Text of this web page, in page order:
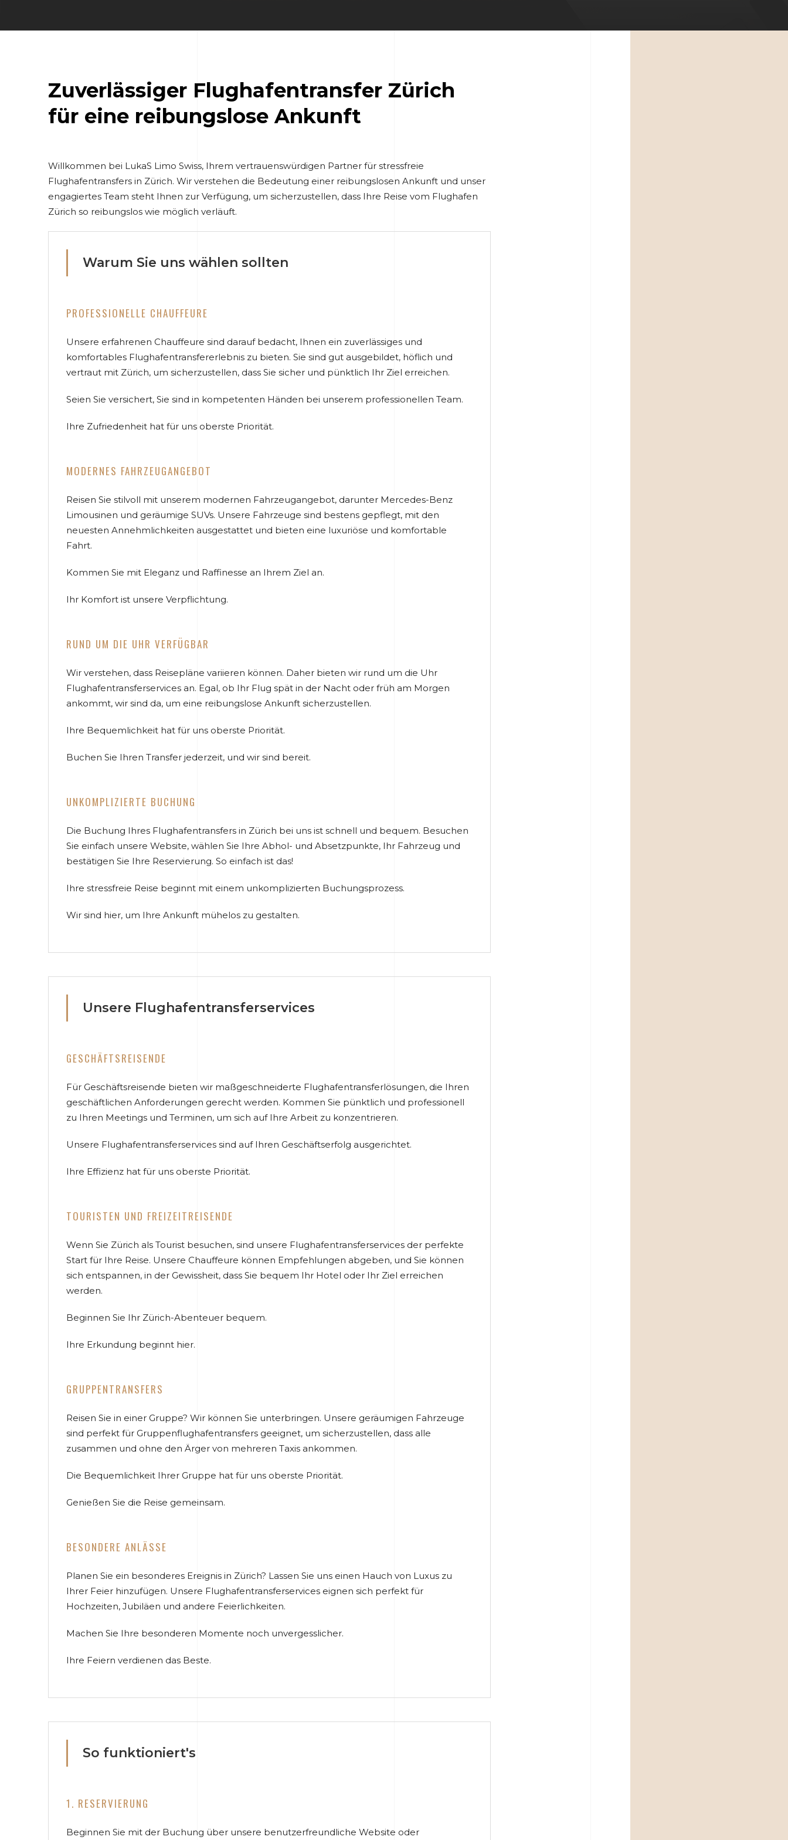
Zuverlässiger Flughafentransfer Zürich
für eine reibungslose Ankunft
Willkommen bei LukaS Limo Swiss, Ihrem vertrauenswürdigen Partner für stressfreie
Flughafentransfers in Zürich. Wir verstehen die Bedeutung einer reibungslosen Ankunft und unser
engagiertes Team steht Ihnen zur Verfügung, um sicherzustellen, dass Ihre Reise vom Flughafen
Zürich so reibungslos wie möglich verläuft.
Warum Sie uns wählen sollten
PROFESSIONELLE CHAUFFEURE
Unsere erfahrenen Chauffeure sind darauf bedacht, Ihnen ein zuverlässiges und
komfortables Flughafentransfererlebnis zu bieten. Sie sind gut ausgebildet, höflich und
vertraut mit Zürich, um sicherzustellen, dass Sie sicher und pünktlich Ihr Ziel erreichen.
Seien Sie versichert, Sie sind in kompetenten Händen bei unserem professionellen Team.
Ihre Zufriedenheit hat für uns oberste Priorität.
MODERNES FAHRZEUGANGEBOT
Reisen Sie stilvoll mit unserem modernen Fahrzeugangebot, darunter Mercedes-Benz
Limousinen und geräumige SUVs. Unsere Fahrzeuge sind bestens gepflegt, mit den
neuesten Annehmlichkeiten ausgestattet und bieten eine luxuriöse und komfortable
Fahrt.
Kommen Sie mit Eleganz und Raffinesse an Ihrem Ziel an.
Ihr Komfort ist unsere Verpflichtung.
RUND UM DIE UHR VERFÜGBAR
Wir verstehen, dass Reisepläne variieren können. Daher bieten wir rund um die Uhr
Flughafentransferservices an. Egal, ob Ihr Flug spät in der Nacht oder früh am Morgen
ankommt, wir sind da, um eine reibungslose Ankunft sicherzustellen.
Ihre Bequemlichkeit hat für uns oberste Priorität.
Buchen Sie Ihren Transfer jederzeit, und wir sind bereit.
UNKOMPLIZIERTE BUCHUNG
Die Buchung Ihres Flughafentransfers in Zürich bei uns ist schnell und bequem. Besuchen
Sie einfach unsere Website, wählen Sie Ihre Abhol- und Absetzpunkte, Ihr Fahrzeug und
bestätigen Sie Ihre Reservierung. So einfach ist das!
Ihre stressfreie Reise beginnt mit einem unkomplizierten Buchungsprozess.
Wir sind hier, um Ihre Ankunft mühelos zu gestalten.
Unsere Flughafentransferservices
GESCHÄFTSREISENDE
Für Geschäftsreisende bieten wir maßgeschneiderte Flughafentransferlösungen, die Ihren
geschäftlichen Anforderungen gerecht werden. Kommen Sie pünktlich und professionell
zu Ihren Meetings und Terminen, um sich auf Ihre Arbeit zu konzentrieren.
Unsere Flughafentransferservices sind auf Ihren Geschäftserfolg ausgerichtet.
Ihre Effizienz hat für uns oberste Priorität.
TOURISTEN UND FREIZEITREISENDE
Wenn Sie Zürich als Tourist besuchen, sind unsere Flughafentransferservices der perfekte
Start für Ihre Reise. Unsere Chauffeure können Empfehlungen abgeben, und Sie können
sich entspannen, in der Gewissheit, dass Sie bequem Ihr Hotel oder Ihr Ziel erreichen
werden.
Beginnen Sie Ihr Zürich-Abenteuer bequem.
Ihre Erkundung beginnt hier.
GRUPPENTRANSFERS
Reisen Sie in einer Gruppe? Wir können Sie unterbringen. Unsere geräumigen Fahrzeuge
sind perfekt für Gruppenflughafentransfers geeignet, um sicherzustellen, dass alle
zusammen und ohne den Ärger von mehreren Taxis ankommen.
Die Bequemlichkeit Ihrer Gruppe hat für uns oberste Priorität.
Genießen Sie die Reise gemeinsam.
BESONDERE ANLÄSSE
Planen Sie ein besonderes Ereignis in Zürich? Lassen Sie uns einen Hauch von Luxus zu
Ihrer Feier hinzufügen. Unsere Flughafentransferservices eignen sich perfekt für
Hochzeiten, Jubiläen und andere Feierlichkeiten.
Machen Sie Ihre besonderen Momente noch unvergesslicher.
Ihre Feiern verdienen das Beste.
So funktioniert's
1. RESERVIERUNG
Beginnen Sie mit der Buchung über unsere benutzerfreundliche Website oder